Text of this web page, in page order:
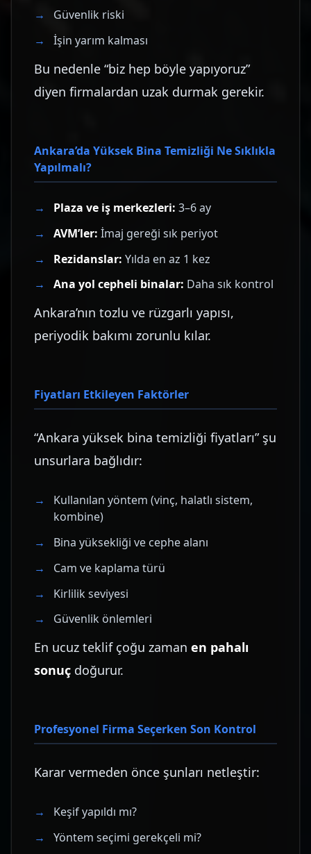
Güvenlik riski
İşin yarım kalması
Bu nedenle “biz hep böyle yapıyoruz”
diyen firmalardan uzak durmak gerekir.
Ankara’da Yüksek Bina Temizliği Ne Sıklıkla
Yapılmalı?
Plaza ve iş merkezleri: 3–6 ay
AVM’ler: İmaj gereği sık periyot
Rezidanslar: Yılda en az 1 kez
Ana yol cepheli binalar: Daha sık kontrol
Ankara’nın tozlu ve rüzgarlı yapısı,
periyodik bakımı zorunlu kılar.
Fiyatları Etkileyen Faktörler
“Ankara yüksek bina temizliği fiyatları” şu
unsurlara bağlıdır:
Kullanılan yöntem (vinç, halatlı sistem,
kombine)
Bina yüksekliği ve cephe alanı
Cam ve kaplama türü
Kirlilik seviyesi
Güvenlik önlemleri
En ucuz teklif çoğu zaman en pahalı
sonuç doğurur.
Profesyonel Firma Seçerken Son Kontrol
Karar vermeden önce şunları netleştir:
Keşif yapıldı mı?
Yöntem seçimi gerekçeli mi?